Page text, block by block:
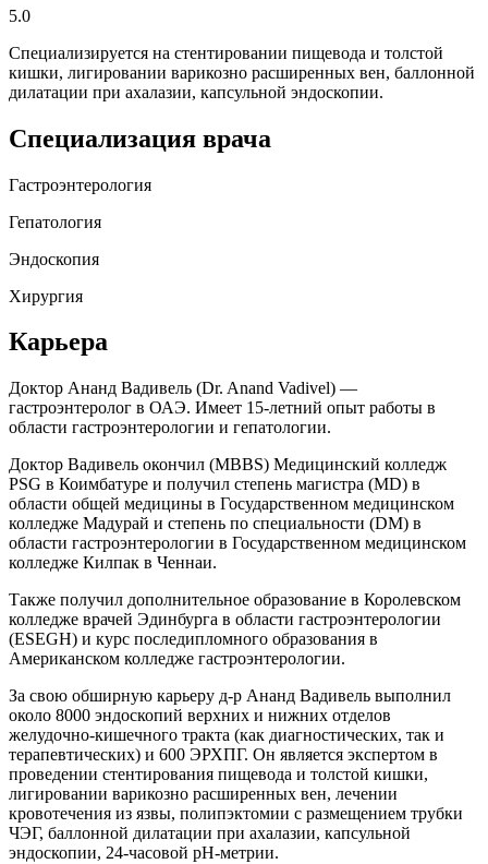
5.0
Специализируется на стентировании пищевода и толстой
кишки, лигировании варикозно расширенных вен, баллонной
дилатации при ахалазии, капсульной эндоскопии.
Специализация врача
Гастроэнтерология
Гепатология
Эндоскопия
Хирургия
Карьера
Доктор Ананд Вадивель (Dr. Anand Vadivel) —
гастроэнтеролог в ОАЭ. Имеет 15-летний опыт работы в
области гастроэнтерологии и гепатологии.
Доктор Вадивель окончил (MBBS) Медицинский колледж
PSG в Коимбатуре и получил степень магистра (MD) в
области общей медицины в Государственном медицинском
колледже Мадурай и степень по специальности (DM) в
области гастроэнтерологии в Государственном медицинском
колледже Килпак в Ченнаи.
Также получил дополнительное образование в Королевском
колледже врачей Эдинбурга в области гастроэнтерологии
(ESEGH) и курс последипломного образования в
Американском колледже гастроэнтерологии.
За свою обширную карьеру д-р Ананд Вадивель выполнил
около 8000 эндоскопий верхних и нижних отделов
желудочно-кишечного тракта (как диагностических, так и
терапевтических) и 600 ЭРХПГ. Он является экспертом в
проведении стентирования пищевода и толстой кишки,
лигировании варикозно расширенных вен, лечении
кровотечения из язвы, полипэктомии с размещением трубки
ЧЭГ, баллонной дилатации при ахалазии, капсульной
эндоскопии, 24-часовой рН-метрии.